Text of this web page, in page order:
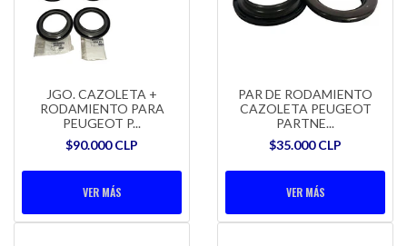
JGO. CAZOLETA +
RODAMIENTO PARA
PEUGEOT P...
$90.000 CLP
VER MÁS
PAR DE RODAMIENTO
CAZOLETA PEUGEOT
PARTNE...
$35.000 CLP
VER MÁS